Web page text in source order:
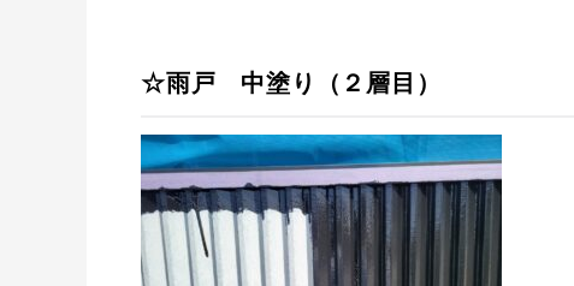
☆雨戸 中塗り（２層目）